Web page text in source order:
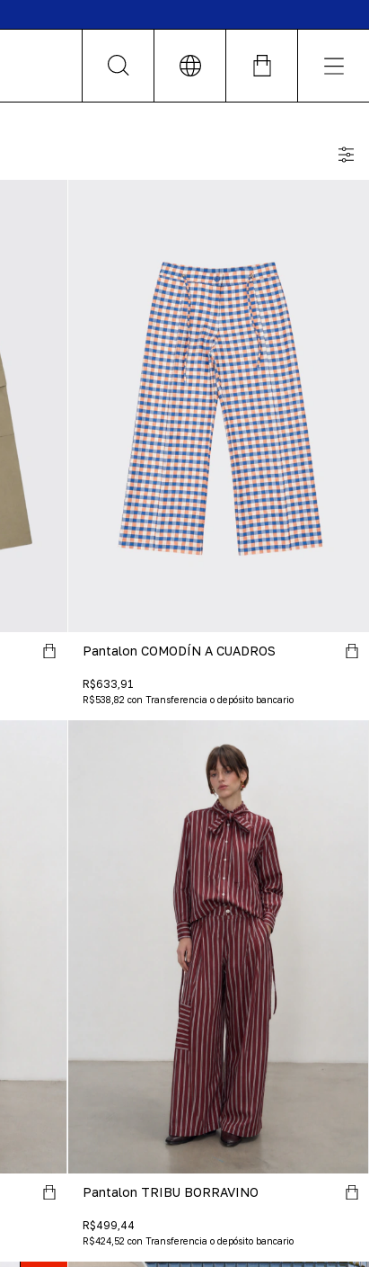
Pantalon COMODÍN A CUADROS
R$633,91
R$538,82 con Transferencia o depósito bancario
Pantalon TRIBU BORRAVINO
R$499,44
R$424,52 con Transferencia o depósito bancario